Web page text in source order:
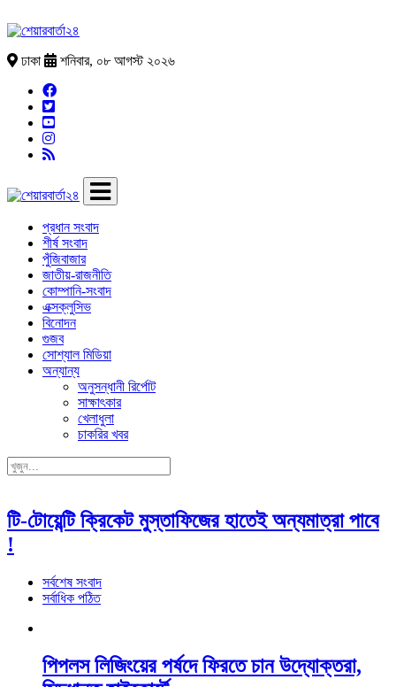
ঢাকা শনিবার, ০৮ আগস্ট ২০২৬
প্রধান সংবাদ
শীর্ষ সংবাদ
পুঁজিবাজার
জাতীয়-রাজনীতি
কোম্পানি-সংবাদ
এক্সক্লুসিভ
বিনোদন
গুজব
সোশ্যাল মিডিয়া
অন্যান্য
অনুসন্ধানী রির্পোট
সাক্ষাৎকার
খেলাধুলা
চাকরির খবর
টি-টোয়েন্টি ক্রিকেট মুস্তাফিজের হাতেই অন্যমাত্রা পাবে
!
সর্বশেষ সংবাদ
সর্বাধিক পঠিত
পিপলস লিজিংয়ের পর্ষদে ফিরতে চান উদ্যোক্তরা,